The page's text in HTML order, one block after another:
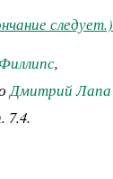
следует.)
,
Дмитрий Лапа
7.4.